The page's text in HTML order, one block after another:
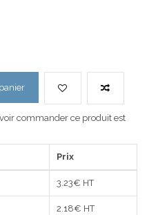
commander ce produit est
Prix
3.23€ HT
2.18€ HT